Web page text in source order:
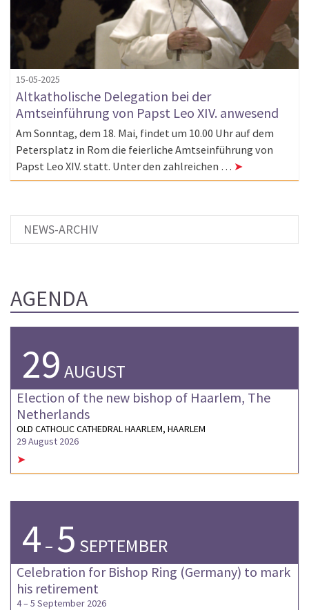
15-05-2025
Altkatholische Delegation bei der
Amtseinführung von Papst Leo XIV. anwesend
Am Sonntag, dem 18. Mai, findet um 10.00 Uhr auf dem
Petersplatz in Rom die feierliche Amtseinführung von
Papst Leo XIV. statt. Unter den zahlreichen … ➤
NEWS-ARCHIV
AGENDA
Election of the new bishop of Haarlem, The
Netherlands
29 AUGUST
OLD CATHOLIC CATHEDRAL HAARLEM, HAARLEM
29 August 2026
➤
Celebration for Bishop Ring (Germany) to mark
his retirement
4 – 5 SEPTEMBER
4–5 September 2026